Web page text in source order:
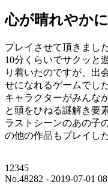
心が晴れやか
プレイさせて頂きまし
10分くらいでサクッと
り着いたのですが、出
せになれるゲームでし
キャラクターがみんな
と頭をひねる謎解き要
ラストシーンのあの子
の他の作品もプレイし
12345
No.48282 - 2019-07-01